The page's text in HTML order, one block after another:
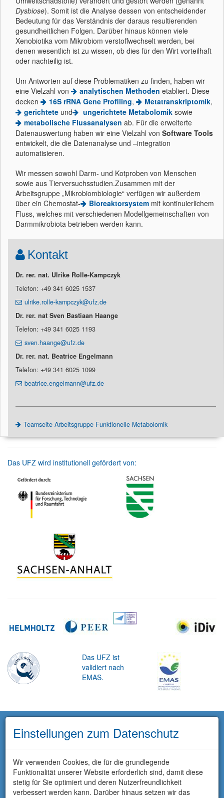
Dysbiose). Somit ist die Analyse dessen von entscheidender
Bedeutung für das Verständnis der daraus resultierenden
gesundheitlichen Folgen. Darüber hinaus können viele
Xenobiotika vom Mikrobiom verstoffwechselt werden, bei
denen wesentlich ist zu wissen, ob dies für den Wirt vorteilhaft
oder nachteilig ist.
Um Antworten auf diese Problematiken zu finden, haben wir
eine Vielzahl von
analytischen Methoden etabliert. Diese
decken
16S rRNA Gene Profiling, Metatranskriptomik,
gerichtete und ungerichtete Metabolomik sowie
metabolische Flussanalysen ab. Für die erweiterte
Datenauswertung haben wir eine Vielzahl von Software Tools
entwickelt, die die Datenanalyse und –integration
automatisieren.
Wir messen sowohl Darm- und Kotproben von Menschen
sowie aus Tierversuchsstudien.Zusammen mit der
Arbeitsgruppe „Mikrobiombiologie“ verfügen wir außerdem
über ein Chemostat-
Bioreaktorsystem mit kontinuierlichem
Fluss, welches mit verschiedenen Modellgemeinschaften von
Darmmikrobiota betrieben werden kann.
Kontakt
Dr. rer. nat. Ulrike Rolle-Kampczyk
Telefon: +49 341 6025 1537
ulrike.rolle-kampczyk@ufz.de
Dr. rer. nat Sven Bastiaan Haange
Telefon: +49 341 6025 1193
sven.haange@ufz.de
Dr. rer. nat. Beatrice Engelmann
Telefon: +49 341 6025 1099
beatrice.engelmann@ufz.de
Teamseite Arbeitsgruppe Funktionelle Metabolomik
Das UFZ wird institutionell gefördert von:
Das UFZ ist
validiert nach
EMAS.
Einstellungen zum Datenschutz
Wir verwenden Cookies, die für die grundlegende
Funktionalität unserer Website erforderlich sind, damit diese
stetig für Sie optimiert und deren Nutzerfreundlichkeit
verbessert werden kann. Darüber hinaus setzen wir das